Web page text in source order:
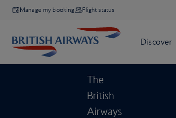
Manage my booking Flight status
The
British
Airways